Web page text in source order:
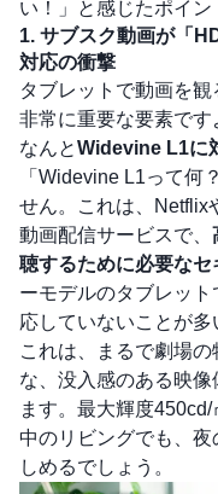
い！」と感じたポイン
1. サブスク動画が「
対応の衝撃
タブレットで動画を
非常に重要な要素です
なんとWidevine L1に
「Widevine L1って何
せん。これは、Netflix
動画配信サービスで、
聴するために必要な
ーモデルのタブレッ
応していないことが多
これは、まるで劇場
な、没入感のある映
ます。最大輝度
中のリビングでも、
しめるでしょう。